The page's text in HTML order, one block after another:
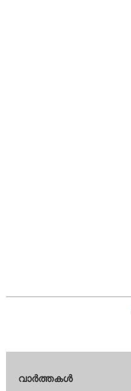
വാര്‍ത്തകള്‍